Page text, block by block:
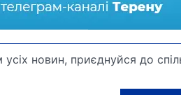
новин, приєднуйся до